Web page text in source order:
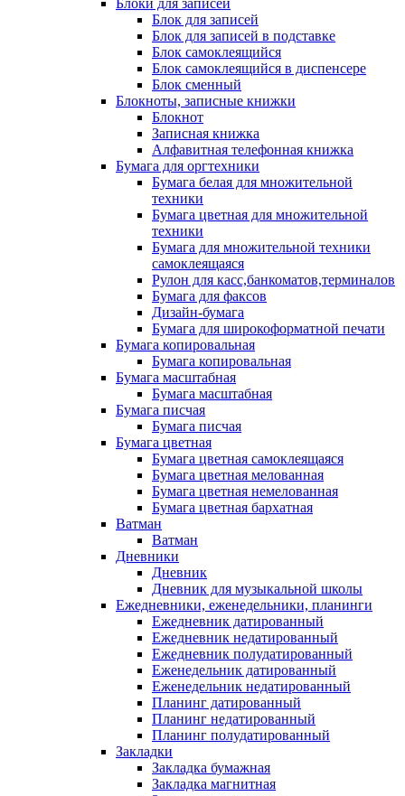
Блоки для записей
Блок для записей
Блок для записей в подставке
Блок самоклеящийся
Блок самоклеящийся в диспенсере
Блок сменный
Блокноты, записные книжки
Блокнот
Записная книжка
Алфавитная телефонная книжка
Бумага для оргтехники
Бумага белая для множительной
техники
Бумага цветная для множительной
техники
Бумага для множительной техники
самоклеящаяся
Рулон для касс,банкоматов,терминалов
Бумага для факсов
Дизайн-бумага
Бумага для широкоформатной печати
Бумага копировальная
Бумага копировальная
Бумага масштабная
Бумага масштабная
Бумага писчая
Бумага писчая
Бумага цветная
Бумага цветная самоклеящаяся
Бумага цветная мелованная
Бумага цветная немелованная
Бумага цветная бархатная
Ватман
Ватман
Дневники
Дневник
Дневник для музыкальной школы
Ежедневники, еженедельники, планинги
Ежедневник датированный
Ежедневник недатированный
Ежедневник полудатированный
Еженедельник датированный
Еженедельник недатированный
Планинг датированный
Планинг недатированный
Планинг полудатированный
Закладки
Закладка бумажная
Закладка магнитная